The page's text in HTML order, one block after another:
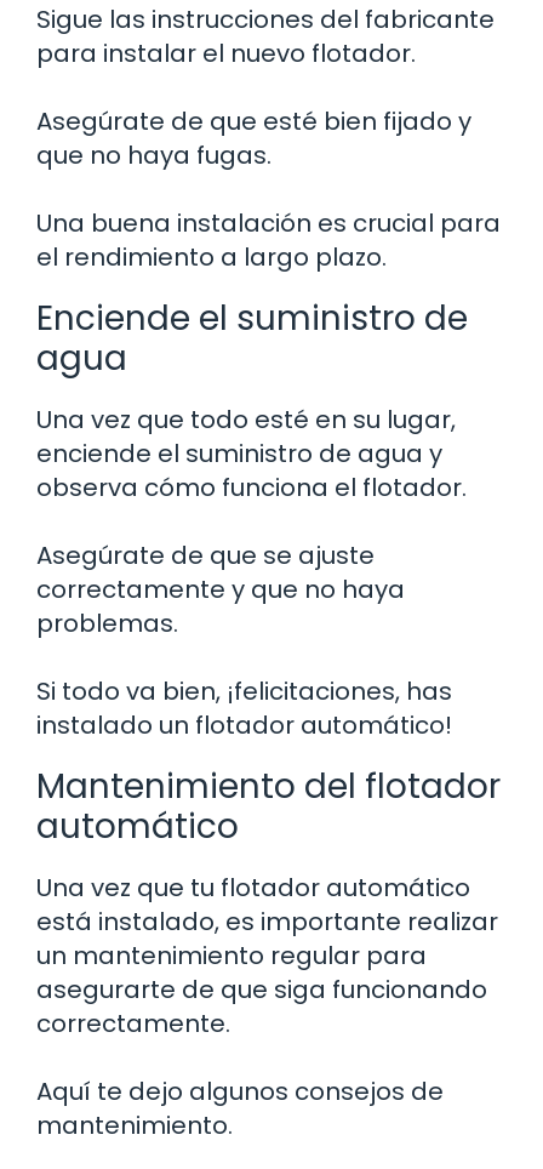
Sigue las instrucciones del fabricante
para instalar el nuevo flotador.
Asegúrate de que esté bien fijado y
que no haya fugas.
Una buena instalación es crucial para
el rendimiento a largo plazo.
Enciende el suministro de
agua
Una vez que todo esté en su lugar,
enciende el suministro de agua y
observa cómo funciona el flotador.
Asegúrate de que se ajuste
correctamente y que no haya
problemas.
Si todo va bien, ¡felicitaciones, has
instalado un flotador automático!
Mantenimiento del flotador
automático
Una vez que tu flotador automático
está instalado, es importante realizar
un mantenimiento regular para
asegurarte de que siga funcionando
correctamente.
Aquí te dejo algunos consejos de
mantenimiento.